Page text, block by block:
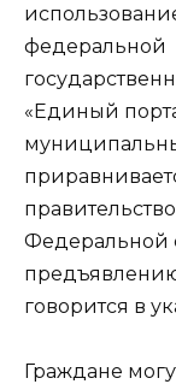
федеральной
«Единый
Федеральной
говорится в
Граждане